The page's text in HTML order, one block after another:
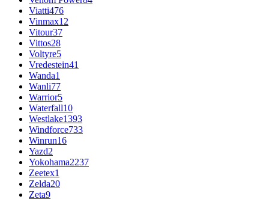
Viatti476
Vinmax12
Vitour37
Vittos28
Voltyre5
Vredestein41
Wanda1
Wanli77
Warrior5
Waterfall10
Westlake1393
Windforce733
Winrun16
Yazd2
Yokohama2237
Zeetex1
Zelda20
Zeta9